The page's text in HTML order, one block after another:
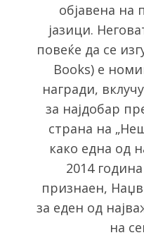
објавена на
јазици.
повеќе да се
Books) е
награди,
за најдобар
страна на
како една од
2014
признаен,
за еден од
на
S
a
r
c
h
o
r